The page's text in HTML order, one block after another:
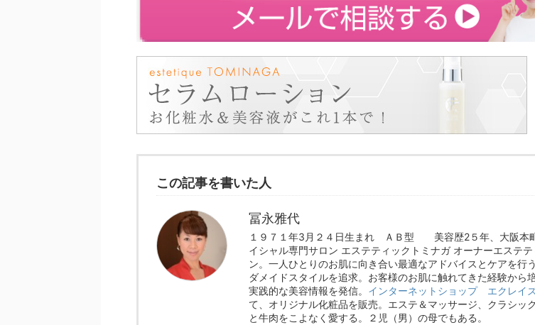
この記事を書いた人
冨永雅代
１９７１年3月２４日生まれ ＡＢ型 美容歴2５年、大阪本
イシャル専門サロン エステティックトミナガ オーナーエステテ
ン。一人ひとりのお肌に向き合い最適なアドバイスとケアを行
ダメイドスタイルを追求。お客様のお肌に触れてきた経験から培
実践的な美容情報を発信。 インターネットショップ エクレイ
て、オリジナル化粧品を販売。エステ＆マッサージ、クラシッ
と牛肉をこよなく愛する。２児（男）の母でもある。